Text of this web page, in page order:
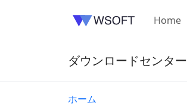
Home
ダウンロードセンター
ホーム